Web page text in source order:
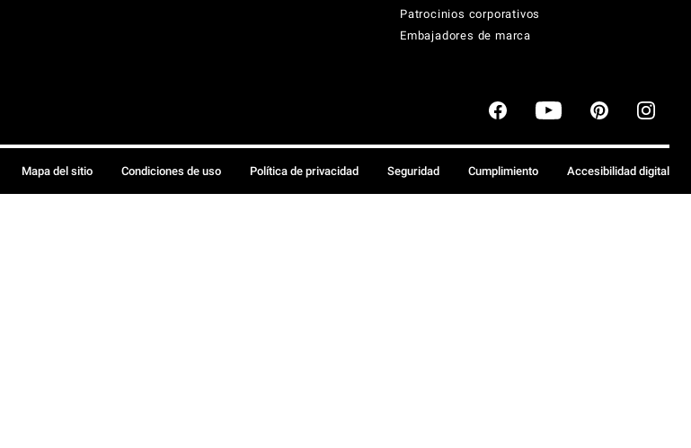
Patrocinios corporativos
Embajadores de marca
Mapa del sitio Condiciones de uso Política de privacidad Seguridad Cumplimiento Accesibilidad digital